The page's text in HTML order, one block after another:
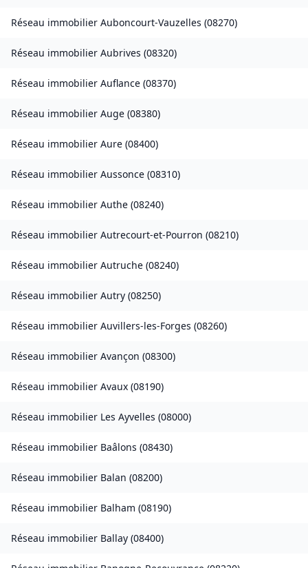
Réseau immobilier Auboncourt-Vauzelles (08270)
Réseau immobilier Aubrives (08320)
Réseau immobilier Auflance (08370)
Réseau immobilier Auge (08380)
Réseau immobilier Aure (08400)
Réseau immobilier Aussonce (08310)
Réseau immobilier Authe (08240)
Réseau immobilier Autrecourt-et-Pourron (08210)
Réseau immobilier Autruche (08240)
Réseau immobilier Autry (08250)
Réseau immobilier Auvillers-les-Forges (08260)
Réseau immobilier Avançon (08300)
Réseau immobilier Avaux (08190)
Réseau immobilier Les Ayvelles (08000)
Réseau immobilier Baâlons (08430)
Réseau immobilier Balan (08200)
Réseau immobilier Balham (08190)
Réseau immobilier Ballay (08400)